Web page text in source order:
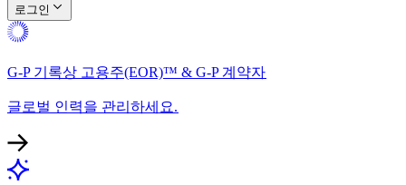
로그인​​
G-P 기록상 고용주(EOR)™ & G-P 계약자​​
글로벌 인력을 관리하세요.​​